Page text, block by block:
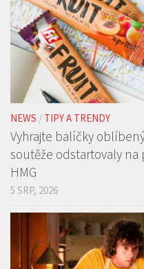
NEWS / TIPY A TRENDY
Vyhrajte balíčky
soutěže odstartovaly
HMG
5 SRP, 2026